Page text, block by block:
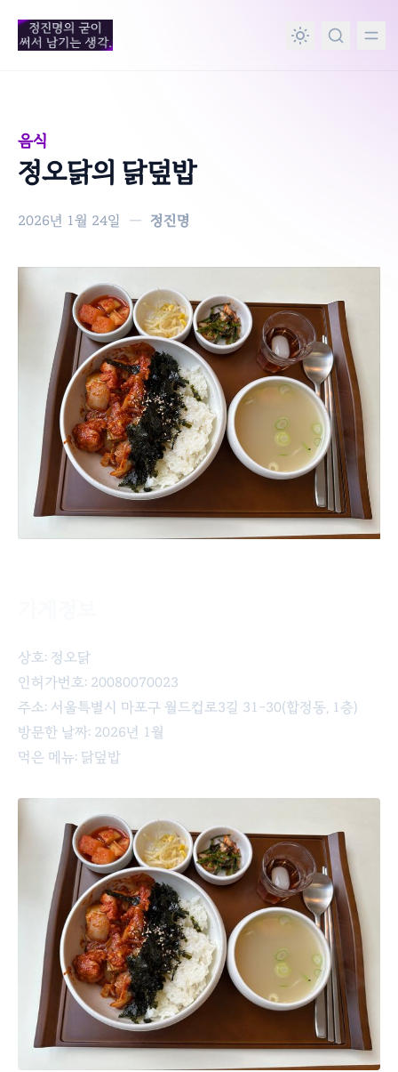
content
음식
정오닭의 닭덮밥
2026년 1월 24일 — 정진명
상호: 정오닭
인허가번호: 20080070023
주소: 서울특별시 마포구 월드컵로3길 31-30(합정동, 1층)
방문한 날짜: 2026년 1월
먹은 메뉴: 닭덮밥